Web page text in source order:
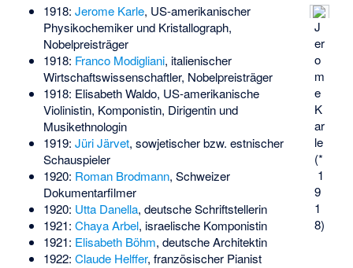
J
er
o
m
e
K
ar
le
(*
1
9
1
8)
1918: Jerome Karle, US-amerikanischer
Physikochemiker und Kristallograph,
Nobelpreisträger
1918: Franco Modigliani, italienischer
Wirtschaftswissenschaftler, Nobelpreisträger
1918: Elisabeth Waldo, US-amerikanische
Violinistin, Komponistin, Dirigentin und
Musikethnologin
1919: Jüri Järvet, sowjetischer bzw. estnischer
Schauspieler
1920: Roman Brodmann, Schweizer
Dokumentarfilmer
1920: Utta Danella, deutsche Schriftstellerin
1921: Chaya Arbel, israelische Komponistin
1921: Elisabeth Böhm, deutsche Architektin
1922: Claude Helffer, französischer Pianist